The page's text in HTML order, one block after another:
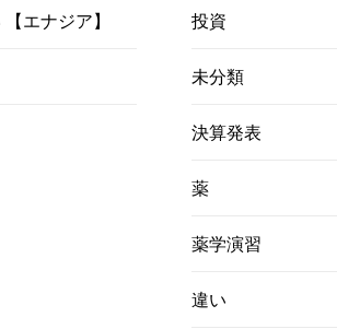
エナジア】 投資
未分類
決算発表
薬
薬学演習
違い